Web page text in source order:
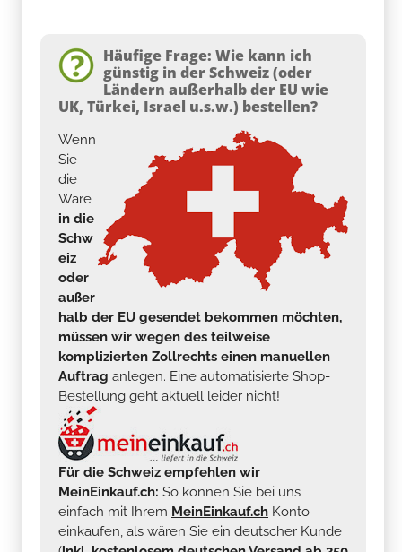
Häufige Frage: Wie kann ich
günstig in der Schweiz (oder
Ländern außerhalb der EU wie
UK, Türkei, Israel u.s.w.) bestellen?
Wenn
Sie
die
Ware
in die
Schw
eiz
oder
außer
halb der EU gesendet bekommen möchten,
müssen wir wegen des teilweise
komplizierten Zollrechts einen manuellen
Auftrag anlegen. Eine automatisierte Shop-
Bestellung geht aktuell leider nicht!
Für die Schweiz empfehlen wir
MeinEinkauf.ch: So können Sie bei uns
einfach mit Ihrem MeinEinkauf.ch Konto
einkaufen, als wären Sie ein deutscher Kunde